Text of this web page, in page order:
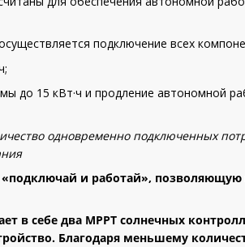
подключение всех
до 15 кВт·ч и продление автономной
одновременно подключенных
и работай», позволяющую
в себе два MPPT солнечных
Благодаря меньшему